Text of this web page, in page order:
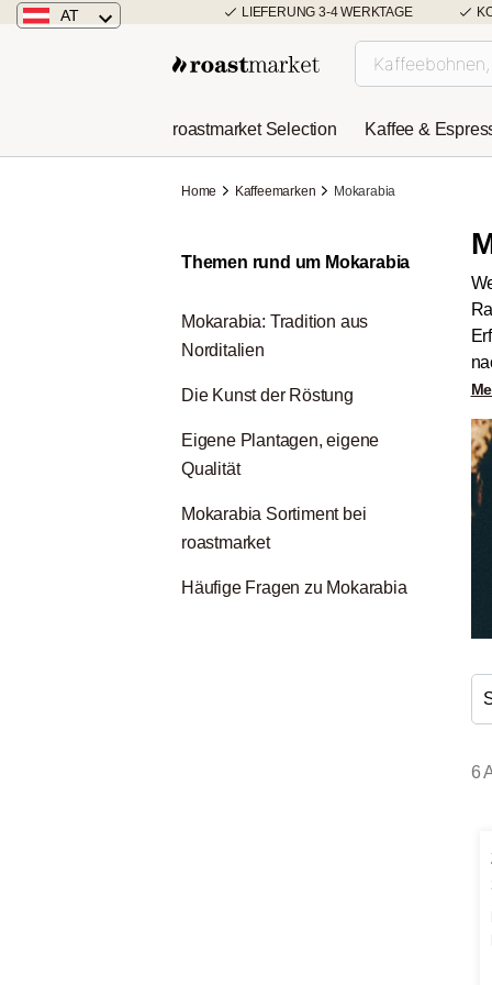
LIEFERUNG 3-4 WERKTAGE
AT
Niederlande
roastmarket Selection Kaffee &
Home Kaffeemarken Mokarabia
Themen rund um Mokarabia
Mokarabia: Tradition aus
Norditalien
Die Kunst der Röstung
Eigene Plantagen, eigene
Qualität
Mokarabia Sortiment bei
roastmarket
Häufige Fragen zu Mokarabia
6